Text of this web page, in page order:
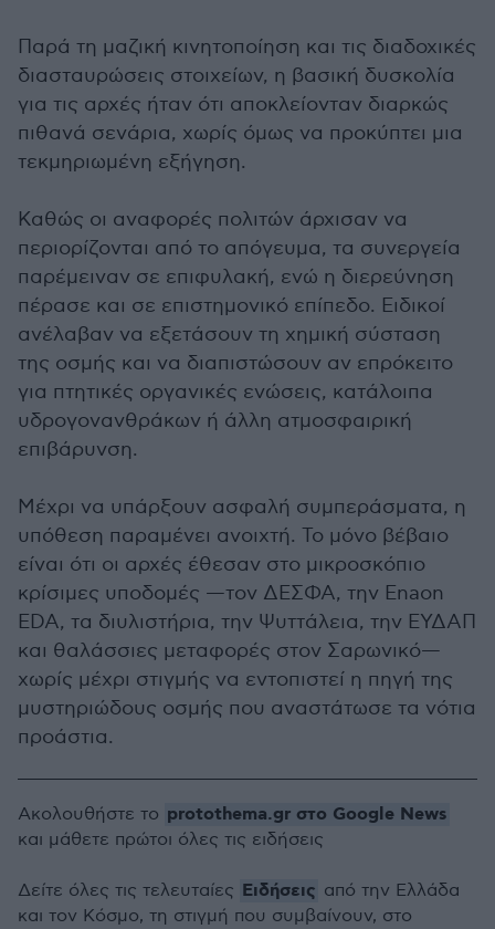
Παρά τη μαζική κινητοποίηση και τις διαδοχικές
διασταυρώσεις στοιχείων, η βασική δυσκολία
για τις αρχές ήταν ότι αποκλείονταν διαρκώς
πιθανά σενάρια, χωρίς όμως να προκύπτει μια
τεκμηριωμένη εξήγηση.
Καθώς οι αναφορές πολιτών άρχισαν να
περιορίζονται από το απόγευμα, τα συνεργεία
παρέμειναν σε επιφυλακή, ενώ η διερεύνηση
πέρασε και σε επιστημονικό επίπεδο. Ειδικοί
ανέλαβαν να εξετάσουν τη χημική σύσταση
της οσμής και να διαπιστώσουν αν επρόκειτο
για πτητικές οργανικές ενώσεις, κατάλοιπα
υδρογονανθράκων ή άλλη ατμοσφαιρική
επιβάρυνση.
Μέχρι να υπάρξουν ασφαλή συμπεράσματα, η
υπόθεση παραμένει ανοιχτή. Το μόνο βέβαιο
είναι ότι οι αρχές έθεσαν στο μικροσκόπιο
κρίσιμες υποδομές —τον ΔΕΣΦΑ, την Enaon
EDA, τα διυλιστήρια, την Ψυττάλεια, την ΕΥΔΑΠ
και θαλάσσιες μεταφορές στον Σαρωνικό—
χωρίς μέχρι στιγμής να εντοπιστεί η πηγή της
μυστηριώδους οσμής που αναστάτωσε τα νότια
προάστια.
Ακολουθήστε το protothema.gr στο Google News
και μάθετε πρώτοι όλες τις ειδήσεις
Δείτε όλες τις τελευταίες Ειδήσεις από την Ελλάδα
και τον Κόσμο, τη στιγμή που συμβαίνουν, στο